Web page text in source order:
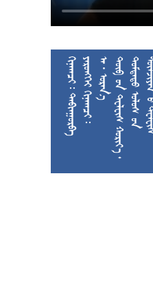
      
































































